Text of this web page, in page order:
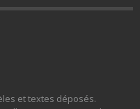
et textes déposés.